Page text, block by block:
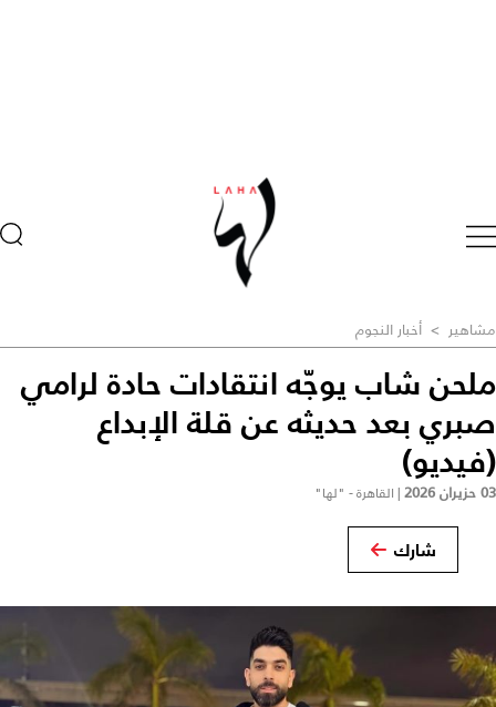
مشاهير > أخبار النجوم
ملحن شاب يوجّه انتقادات حادة لرامي
صبري بعد حديثه عن قلة الإبداع
(فيديو)
03 حزيران 2026 | القاهرة - "لها"
شارك